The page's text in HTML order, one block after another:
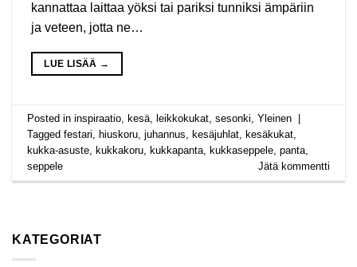
KATEGORIAT
kannattaa laittaa yöksi tai pariksi tunniksi ämpäriin
ja veteen, jotta ne…
LUE LISÄÄ →
Posted ininspiraatio ,kesä ,leikkokukat ,sesonki ,Yleinen |
Taggedfestari ,hiuskoru ,juhannus ,kesäjuhlat ,kesäkukat
kukka-asuste ,kukkakoru ,kukkapanta ,kukkaseppele ,panta
seppele
Jätä kommentti